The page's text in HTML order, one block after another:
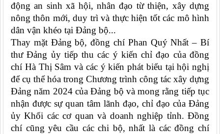
động an sinh xã hội, nhân đạo từ thiện, xây dựng
nông thôn mới, duy trì và thực hiện tốt các mô hình
dân vận khéo tại Đảng bộ...
Thay mặt Đảng bộ, đồng chí Phan Quý Nhất– Bí
thư Đảng ủy tiếp thu các ý kiến chỉ đạo của đồng
chí Hà Thị Sâm và các ý kiến phát biểu tại hội nghị
để cụ thể hóa trong Chương trình công tác xây dựng
Đảng năm 2024 của Đảng bộ và mong rằng tiếp tục
nhận được sự quan tâm lãnh đạo, chỉ đạo của Đảng
ủyKhối các cơ quan và doanh nghiệp tỉnh. Đồng
chí cũng yêu cầu các chi bộ, nhất là các đồng chí